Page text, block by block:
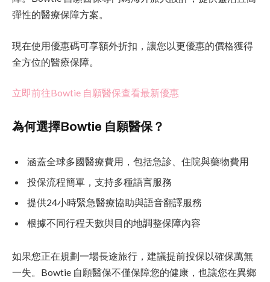
彈性的醫療保障方案。
現在使用優惠碼可享額外折扣，讓您以更優惠的價格獲得
全方位的醫療保障。
立即前往Bowtie 自願醫保查看最新優惠
為何選擇Bowtie 自願醫保？
涵蓋全球多國醫療費用，包括急診、住院與藥物費用
投保流程簡單，支持多種語言服務
提供24小時緊急醫療協助與語音翻譯服務
根據不同行程天數與目的地調整保障內容
如果您正在規劃一場長途旅行，建議提前投保以確保萬無
一失。Bowtie 自願醫保不僅保障您的健康，也讓您在異鄉